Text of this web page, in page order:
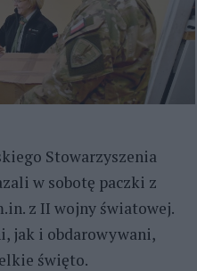
Stowarzyszenia
w sobotę paczki z
z II wojny światowej.
jak i obdarowywani,
święto.